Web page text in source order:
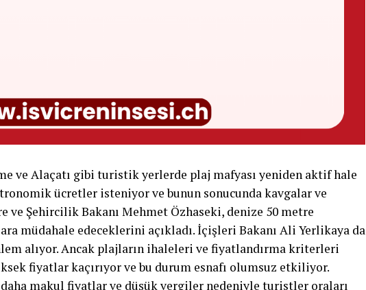
ve Alaçatı gibi turistik yerlerde plaj mafyası yeniden aktif hale
ücretler isteniyor ve bunun sonucunda kavgalar ve
ve Şehircilik Bakanı Mehmet Özhaseki, denize 50 metre
müdahale edeceklerini açıkladı. İçişleri Bakanı Ali Yerlikaya da
alıyor. Ancak plajların ihaleleri ve fiyatlandırma kriterleri
fiyatlar kaçırıyor ve bu durum esnafı olumsuz etkiliyor.
makul fiyatlar ve düşük vergiler nedeniyle turistler oraları